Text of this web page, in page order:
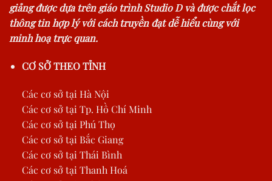
giảng được dựa trên giáo trình Studio D và được chắt lọc
thông tin hợp lý với cách truyền đạt dễ hiểu cùng với
minh hoạ trực quan.
CƠ SỞ THEO TỈNH
Các cơ sở tại Hà Nội
Các cơ sở tại Tp. Hồ Chí Minh
Các cơ sở tại Phú Thọ
Các cơ sở tại Bắc Giang
Các cơ sở tại Thái Bình
Các cơ sở tại Thanh Hoá